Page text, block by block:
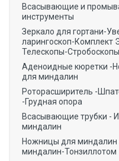
Всасывающие и
инструменты
Зеркало для гортани-
ларингоскоп-Комплект
Телескопы-Стробоскопы
Аденоидные кюретки -
для миндалин
Роторасширитель -
-Грудная опора
Всасывающие трубки -
миндалин
Ножницы для миндалин
миндалин-Тонзиллотом